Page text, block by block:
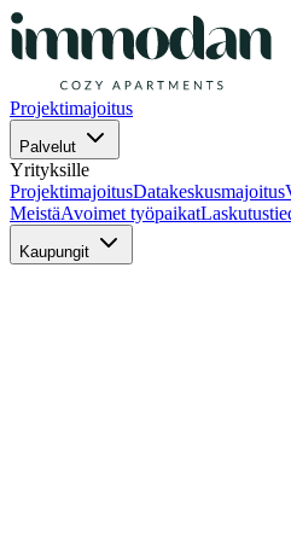
Projektimajoitus
Palvelut
Yrityksille
ProjektimajoitusDatakeskusmajoitus
MeistäAvoimet työpaikat
Kaupungit